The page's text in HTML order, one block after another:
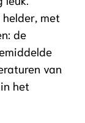
met
de
van
het